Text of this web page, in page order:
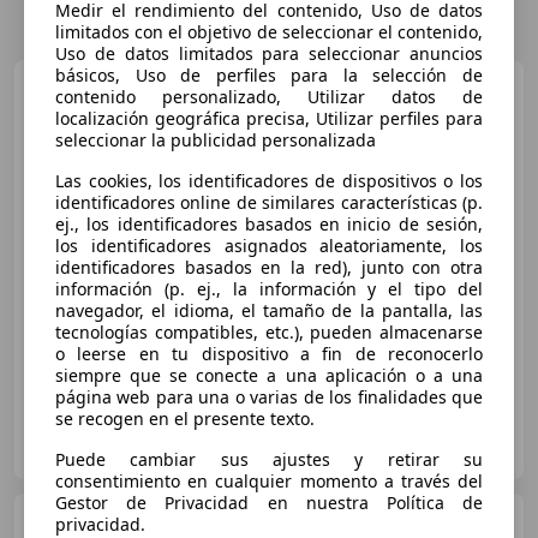
Skoda Superb1.4 TSI P-HEV
Style DSG
€ 16.490 1
Súper oferta
07/2021 100.000 km
Electro/Gasolina
160 kW (218 CV)
SUBASTACAR
ES-28850 Torrejón de Ardoz
Medir el rendimiento del contenido, Uso de datos
limitados con el objetivo de seleccionar el contenido,
Uso de datos limitados para seleccionar anuncios
básicos, Uso de perfiles para la selección de
contenido personalizado, Utilizar datos de
localización geográfica precisa, Utilizar perfiles para
seleccionar la publicidad personalizada
Las cookies, los identificadores de dispositivos o los
identificadores online de similares características (p.
ej., los identificadores basados en inicio de sesión,
los identificadores asignados aleatoriamente, los
identificadores basados en la red), junto con otra
información (p. ej., la información y el tipo del
navegador, el idioma, el tamaño de la pantalla, las
tecnologías compatibles, etc.), pueden almacenarse
o leerse en tu dispositivo a fin de reconocerlo
siempre que se conecte a una aplicación o a una
página web para una o varias de los finalidades que
se recogen en el presente texto.
Puede cambiar sus ajustes y retirar su
consentimiento en cualquier momento a través del
Gestor de Privacidad en nuestra Política de
privacidad.